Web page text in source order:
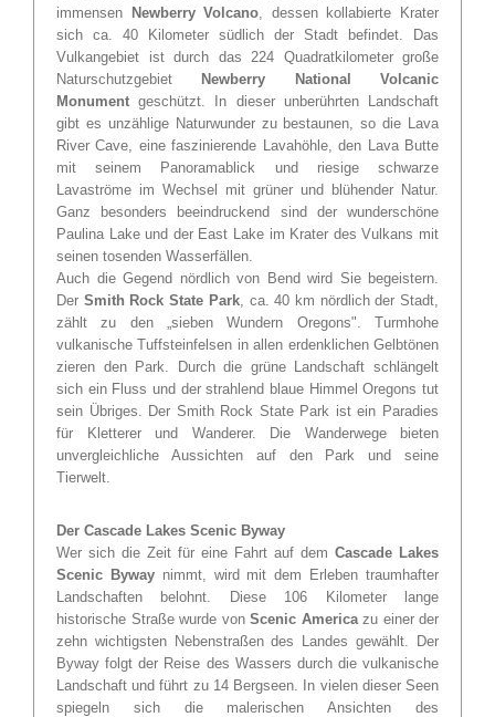
immensen
Newberry Volcano , dessen kollabierte Krater
sich ca. 40 Kilometer südlich der Stadt befindet. Das
Vulkangebiet ist durch das 224 Quadratkilometer große
Naturschutzgebiet
Newberry National Volcanic
Monument geschützt. In dieser unberührten Landschaft
gibt es unzählige Naturwunder zu bestaunen, so die Lava
River Cave, eine faszinierende Lavahöhle, den Lava Butte
mit seinem Panoramablick und riesige schwarze
Lavaströme im Wechsel mit grüner und blühender Natur.
Ganz besonders beeindruckend sind der wunderschöne
Paulina Lake und der East Lake im Krater des Vulkans mit
seinen tosenden Wasserfällen.
Auch die Gegend nördlich von Bend wird Sie begeistern.
Der Smith Rock State Park, ca. 40 km nördlich der Stadt,
zählt zu den „sieben Wundern Oregons". Turmhohe
vulkanische Tuffsteinfelsen in allen erdenklichen Gelbtönen
zieren den Park. Durch die grüne Landschaft schlängelt
sich ein Fluss und der strahlend blaue Himmel Oregons tut
sein Übriges. Der Smith Rock State Park ist ein Paradies
für Kletterer und Wanderer. Die Wanderwege bieten
unvergleichliche Aussichten auf den Park und seine
Tierwelt.
Der Cascade Lakes Scenic Byway
Wer sich die Zeit für eine Fahrt auf dem Cascade Lakes
Scenic Bywaynimmt, wird mit dem Erleben traumhafter
Landschaften belohnt. Diese 106 Kilometer lange
historische Straße wurde von Scenic Americazu einer der
zehn wichtigsten Nebenstraßen des Landes gewählt. Der
Byway folgt der Reise des Wassers durch die vulkanische
Landschaft und führt zu 14 Bergseen. In vielen dieser Seen
spiegeln sich die malerischen Ansichten des